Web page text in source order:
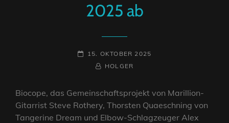
2025 ab
POSTED-
15. OKTOBER 2025
BY
BYLINEHOLGER
Biocope, das Gemeinschaftsprojekt von Marillion-
Gitarrist Steve Rothery, Thorsten Quaeschning von
Tangerine Dream und Elbow-Schlagzeuger Alex